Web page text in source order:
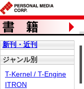
新刊・近刊
ジャンル別
T-Kernel / T-Engine
ITRON